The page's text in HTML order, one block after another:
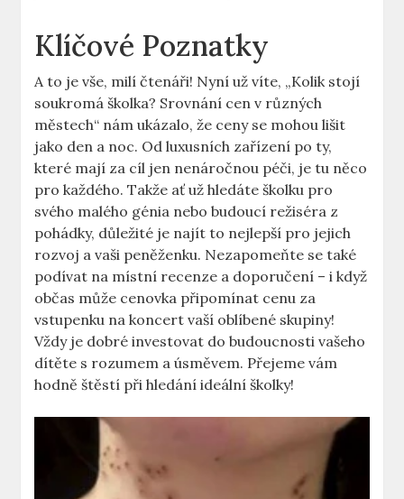
Klíčové Poznatky
A to je vše, milí čtenáři! Nyní už víte, „Kolik stojí
soukromá školka? Srovnání cen v různých
městech“ nám ukázalo, že ceny se mohou lišit
jako den a noc. Od luxusních zařízení po ty,
které mají za cíl jen nenáročnou péči, je tu něco
pro každého. Takže ať už hledáte školku pro
svého malého génia nebo budoucí režiséra z
pohádky, důležité je najít to nejlepší pro jejich
rozvoj a vaši peněženku. Nezapomeňte se také
podívat na místní recenze a doporučení – i když
občas může cenovka připomínat cenu za
vstupenku na koncert vaší oblíbené skupiny!
Vždy je dobré investovat do budoucnosti vašeho
dítěte s rozumem a úsměvem. Přejeme vám
hodně štěstí při hledání ideální školky!